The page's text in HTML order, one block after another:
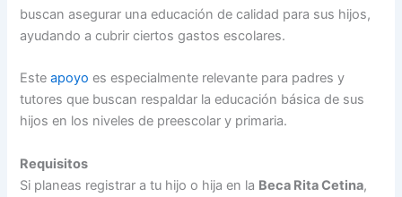
buscan asegurar una educación de calidad para sus hijos,
ayudando a cubrir ciertos gastos escolares.
Esteapoyoes especialmente relevante para padres y
tutores que buscan respaldar la educación básica de sus
hijos en los niveles de preescolar y primaria.
Requisitos
Si planeas registrar a tu hijo o hija en la Beca Rita Cetina,